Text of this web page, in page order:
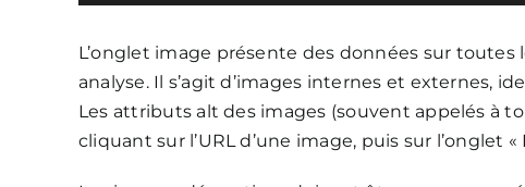
L’onglet image présente des données sur toutes
analyse. Il s’agit d’images internes et externes,
Les attributs alt des images (souvent appelés à
cliquant sur l’URL d’une image, puis sur l’onglet